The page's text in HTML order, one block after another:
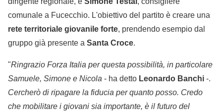
comunale a Fucecchio. L'obiettivo del partito è creare una
rete territoriale giovanile forte, prendendo esempio dal
gruppo già presente a Santa Croce.
"Ringrazio Forza Italia per questa possibilità, in particolare
Samuele, Simone e Nicola - ha detto Leonardo Banchi -.
Cercherò di ripagare la fiducia per quanto posso. Credo
che mobilitare i giovani sia importante, è il futuro del